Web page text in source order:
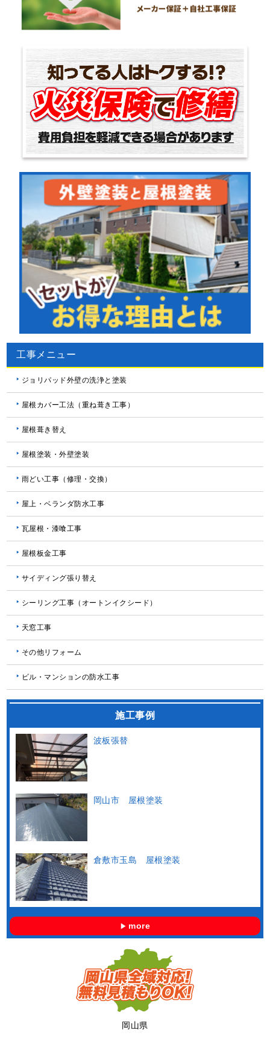
工事メニュー
ジョリパッド外壁の洗浄と塗装
屋根カバー工法（重ね葺き工事）
屋根葺き替え
屋根塗装・外壁塗装
雨どい工事（修理・交換）
屋上・ベランダ防水工事
瓦屋根・漆喰工事
屋根板金工事
サイディング張り替え
シーリング工事（オートンイクシード）
天窓工事
その他リフォーム
ビル・マンションの防水工事
施工事例
波板張替
岡山市 屋根塗装
倉敷市玉島 屋根塗装
more
岡山県